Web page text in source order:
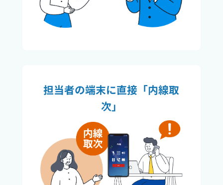
担当者の端末に直接「内線取
次」